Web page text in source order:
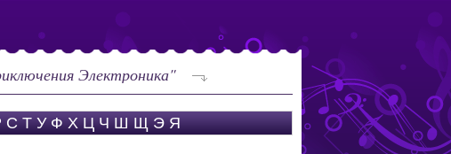
Электроника"
С Т У Ф Х Ц Ч Ш Щ Э Я